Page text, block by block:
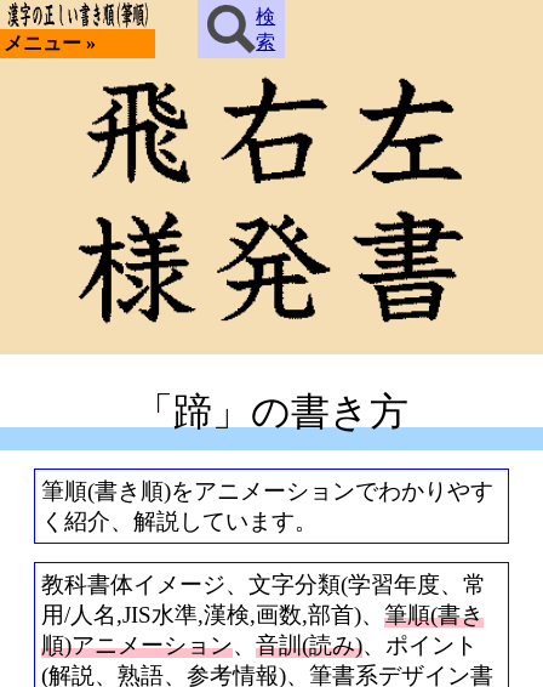
メニュー »
検
索
「蹄」の書き方
筆順(書き順)をアニメーションでわかりやす
く紹介、解説しています。
教科書体イメージ、文字分類(学習年度、常
用/人名,JIS水準,漢検,画数,部首)、 筆順(書き
順)アニメーション、 音訓(読み)、ポイント
(解説、熟語、参考情報)、筆書系デザイン書